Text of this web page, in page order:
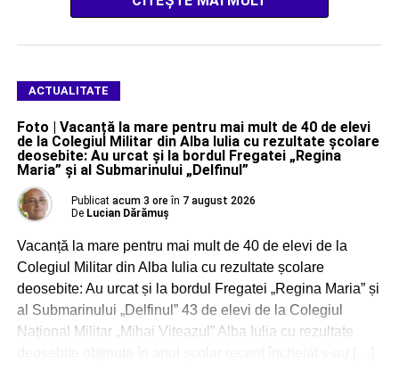
ACTUALITATE
Foto | Vacanță la mare pentru mai mult de 40 de elevi
de la Colegiul Militar din Alba Iulia cu rezultate școlare
deosebite: Au urcat și la bordul Fregatei „Regina
Maria” și al Submarinului „Delfinul”
Publicat acum 3 ore în 7 august 2026
De Lucian Dărămuș
Vacanță la mare pentru mai mult de 40 de elevi de la
Colegiul Militar din Alba Iulia cu rezultate școlare
deosebite: Au urcat și la bordul Fregatei „Regina Maria” și
al Submarinului „Delfinul” 43 de elevi de la Colegiul
Național Militar „Mihai Viteazul” Alba Iulia cu rezultate